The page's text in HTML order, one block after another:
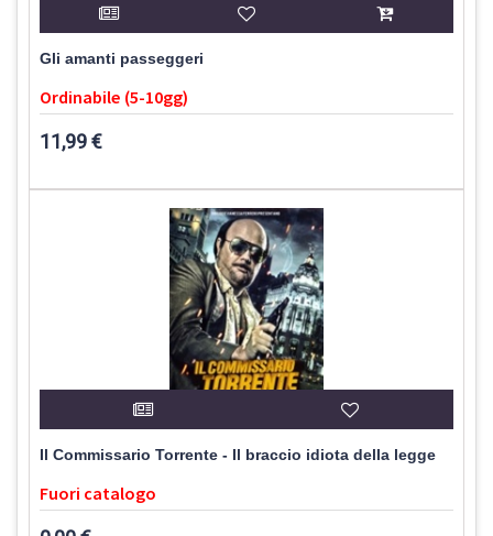
Gli amanti passeggeri
Ordinabile (5-10gg)
11,99 €
Il Commissario Torrente - Il braccio idiota della legge
Fuori catalogo